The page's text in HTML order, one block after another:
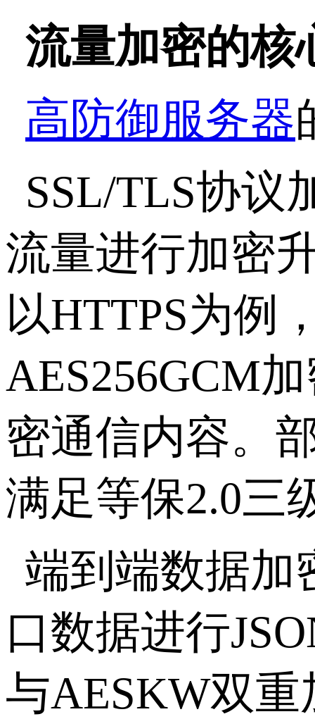
流量加密的核
高防御服务器
SSL/TLS协议
流量进行加密
以HTTPS为例
AES256GCM
密通信内容。
满足等保2.0三
端到端数据加
口数据进行
与AESKW双重